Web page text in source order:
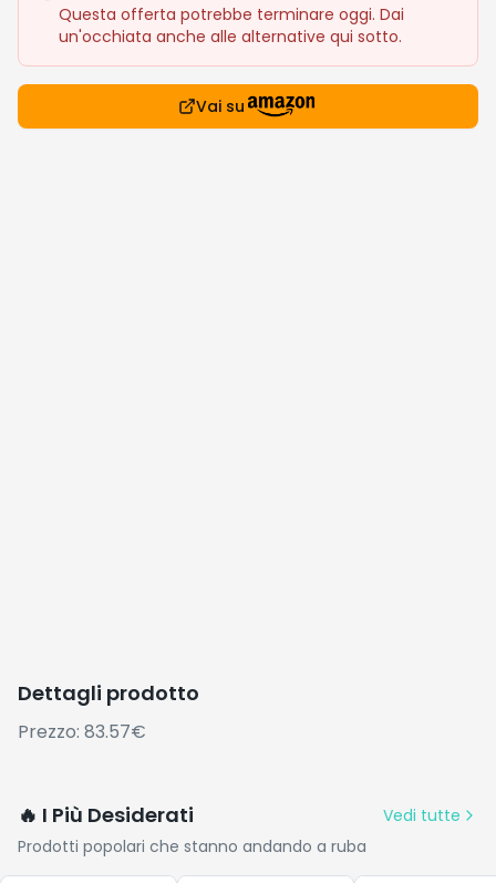
Questa offerta potrebbe terminare oggi. Dai
un'occhiata anche alle alternative qui sotto.
Vai su
Dettagli prodotto
Prezzo: 83.57€
🔥 I Più Desiderati
Vedi tutte
Prodotti popolari che stanno andando a ruba